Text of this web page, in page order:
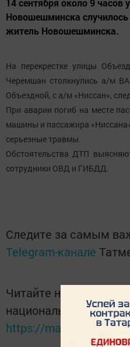
14 сентября около 9 часов
Новошешминска
житель Новошешминска.
На перекрестке улицы
Черемшан столкнулись а/м
Объездной, с а/м «Ниссан»,
При аварии погиб на месте
машины и пассажира
серьезные травмы.
Обстоятельства ДТП
сотрудники ОВД и ГИБДД.
Следите за самым
Telegram-канале
Читайте новости
национальном
https://max.ru/